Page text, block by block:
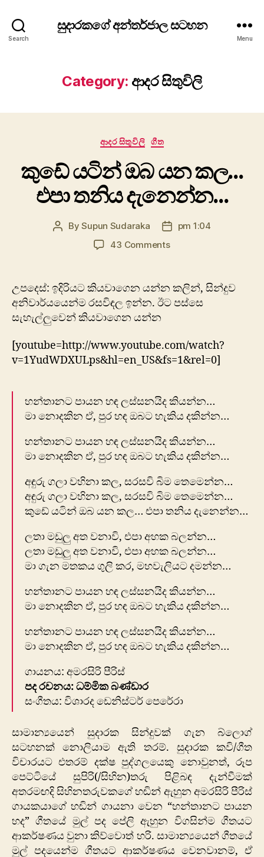
Search
සුදාරකගේ අන්තර්ජාල සටහන
Menu
Category: ආදර සිතුවිලි
Categories
ආදර සිතුවිලි ගීත
කුඩේ යටින් ඔබ යන කල…
එපා තනිය දැනෙන්න…
PostBySupun Sudaraka
Postpm 1:04
43 Commentson
යන
කල…
දැනෙන්න…
උපදෙස්: ඉදිරියට කියවාගෙන යන්න කලින්, සින්දුව
අනිවාර්යයෙන්ම රසවිඳල ඉන්න. ඊට පස්සෙ
සැහැල්ලුවෙන් කියවාගෙන යන්න
[youtube=http://www.youtube.com/watch?
v=1YudWDXULps&hl=en_US&fs=1&rel=0]
හන්තානට පායන හඳ ලස්සනයිද කියන්න…
මා නොදකින ඒ, පුර හඳ ඔබට හැකිය දකින්න…
හන්තානට පායන හඳ ලස්සනයිද කියන්න…
මා නොදකින ඒ, පුර හඳ ඔබට හැකිය දකින්න…
අඳුරු ගලා වහිනා කල, සරසවි බිම තෙමෙන්න…
අඳුරු ගලා වහිනා කල, සරසවි බිම තෙමෙන්න…
කුඩේ යටින් ඔබ යන කල… එපා තනිය දැනෙන්න…
ලතා මඩුලු අත වනාවි, එපා අහක බලන්න…
ලතා මඩුලු අත වනාවි, එපා අහක බලන්න…
මා ගැන මතකය ගුලි කර, මහවැලියට දමන්න…
හන්තානට පායන හඳ ලස්සනයිද කියන්න…
මා නොදකින ඒ, පුර හඳ ඔබට හැකිය දකින්න…
හන්තානට පායන හඳ ලස්සනයිද කියන්න…
මා නොදකින ඒ, පුර හඳ ඔබට හැකිය දකින්න…
ගායනය: අමරසිරි පීරිස්
පද රචනය: ධම්මික බණ්ඩාර
සංගීතය: විශාරද ඩෙනිස්ටර් පෙරේරා
සාමාන්‍යයෙන් සුදාරක සින්දුවක් ගැන බ්ලොග්
සටහනක් නොලියාම ඇති තරම්. සුදාරක කවි/ගීත
විචාරයට එතරම් දක්ෂ පුද්ගලයෙකු නොවුනත්, රූප
පෙට්ටියේ සුපිරි(/සිහින)තරු පිළිබඳ දැන්වීමක්
අතරමඟදි සිහිනතරුව‍ක‍ගේ හඬින් ඇහුන අමරසිරි පීරිස්
ගායකයාගේ හඬින් ගායනා වෙන “හන්තානට පායන
හද” ගීතයේ මුල් පද පේලි ඇහුන විගසින්ම ගීතයට
ආකර්ෂණය වුනා කිව්වොත් හරි. සාමාන්‍යයෙන් ගීතයේ
මුල් පදයෙන්ම ගීතයට ආකර්ෂණය වෙනවානම්, ඒ